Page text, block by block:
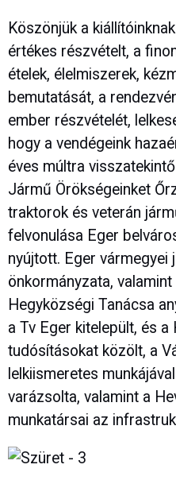
Köszönjük a
értékes részvételt, a
ételek, élelmiszerek,
bemutatását, a
ember részvételét,
hogy a vendégeink
éves múltra
Jármű Örökségeinket
traktorok és veterán
felvonulása Eger
nyújtott. Eger vármegyei
önkormányzata,
Hegyközségi Tanácsa
a Tv Eger kitelepült, és
tudósításokat közölt, a
lelkiismeretes
varázsolta, valamint a
munkatársai az